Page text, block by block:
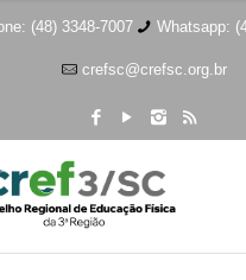
(48) 3348-7007 Whatsapp:
crefsc@crefsc.org.br